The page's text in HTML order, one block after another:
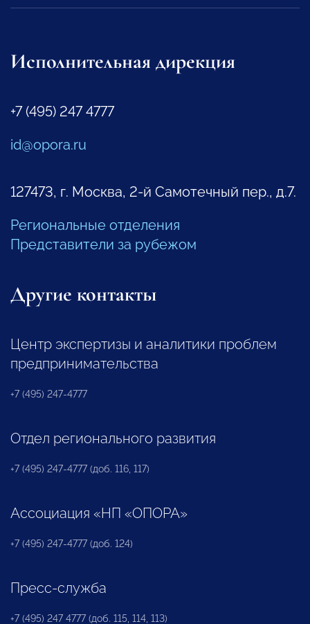
Исполнительная дирекция
+7 (495) 247 4777
id@opora.ru
127473, г. Москва, 2-й Самотечный пер., д.7.
Региональные отделения
Представители за рубежом
Другие контакты
Центр экспертизы и аналитики проблем
предпринимательства
+7 (495) 247-4777
Отдел регионального развития
+7 (495) 247-4777 (доб. 116, 117)
Ассоциация «НП «ОПОРА»
+7 (495) 247-4777 (доб. 124)
Пресс-служба
+7 (495) 247 4777 (доб. 115, 114, 113)